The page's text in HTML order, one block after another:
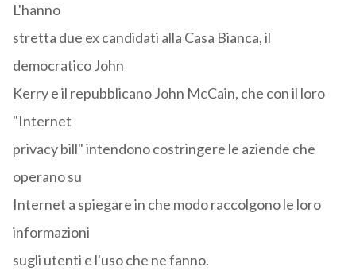
L'hanno
stretta due ex candidati alla Casa Bianca, il
democratico John
Kerry e il repubblicano John McCain, che con il loro
"Internet
privacy bill" intendono costringere le aziende che
operano su
Internet a spiegare in che modo raccolgono le loro
informazioni
sugli utenti e l'uso che ne fanno.